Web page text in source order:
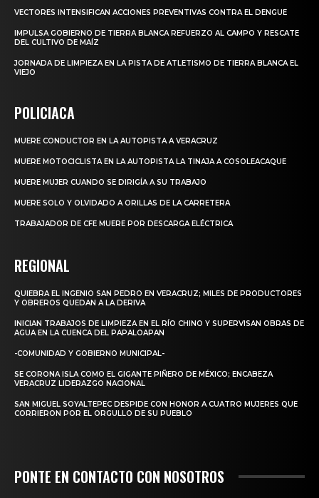
VECTORES INTENSIFICAN ACCIONES PREVENTIVAS CONTRA EL DENGUE
IMPULSA GOBIERNO DE TIERRA BLANCA REFUERZO AL CAMPO Y RESCATE
DEL CULTIVO DE MAÍZ
JORNADA DE LIMPIEZA EN LA PISTA DE ATLETISMO DE TIERRA BLANCA EL
VIEJO
POLICIACA
MUERE CONDUCTOR EN LA AUTOPISTA A VERACRUZ
MUERE MOTOCICLISTA EN LA AUTOPISTA LA TINAJA A COSOLEACAQUE
MUERE MUJER CUANDO SE DIRIGÍA A SU TRABAJO
MUERE SOLO Y OLVIDADO A ORILLAS DE LA CARRETERA
TRABAJADOR DE CFE MUERE POR DESCARGA ELÉCTRICA
REGIONAL
QUIEBRA EL INGENIO SAN PEDRO EN VERACRUZ; MILES DE PRODUCTORES
Y OBREROS QUEDAN A LA DERIVA
INICIAN TRABAJOS DE LIMPIEZA EN EL RÍO CHINO Y SUPERVISAN OBRAS DE
AGUA EN LA CUENCA DEL PAPALOAPAN
-COMUNIDAD Y GOBIERNO MUNICIPAL-
SE CORONA ISLA COMO EL GIGANTE PIÑERO DE MÉXICO; ENCABEZA
VERACRUZ LIDERAZGO NACIONAL
SAN MIGUEL SOYALTEPEC DESPIDE CON HONOR A CUATRO MUJERES QUE
CORRIERON POR EL ORGULLO DE SU PUEBLO
PONTE EN CONTACTO CON NOSOTROS